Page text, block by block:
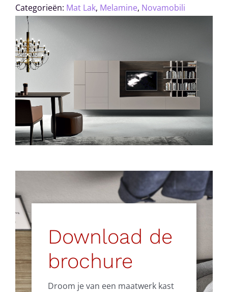
Categorieën: Mat Lak, Melamine, Novamobili
Download de
brochure
Droom je van een maatwerk kast